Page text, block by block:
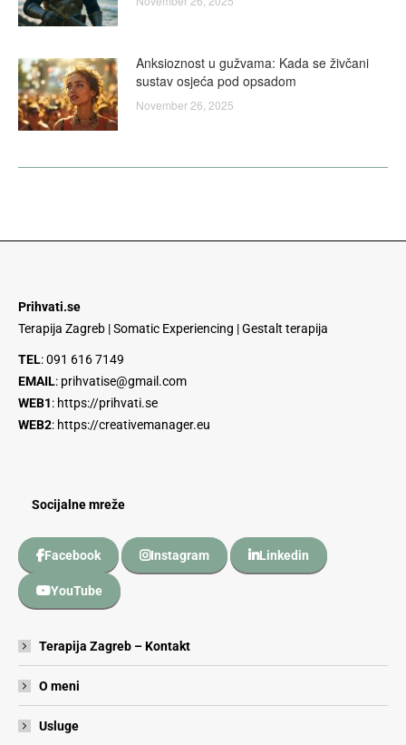
Anksioznost u gužvama: Kada se živčani
sustav osjeća pod opsadom
November 26, 2025
Prihvati.se
Terapija Zagreb | Somatic Experiencing | Gestalt terapija
TEL:091 616 7149
EMAIL: prihvatise@gmail.com
WEB1: https://prihvati.se
WEB2: https://creativemanager.eu
Socijalne mreže
Facebook Instagram Linkedin
YouTube
Terapija Zagreb – Kontakt
O meni
Usluge